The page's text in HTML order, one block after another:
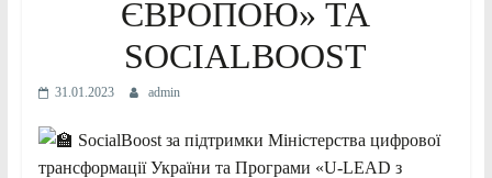
ЄВРОПОЮ» ТА
SOCIALBOOST
31.01.2023 admin
SocialBoost за підтримки Міністерства цифрової
трансформації України та Програми «U-LEAD з